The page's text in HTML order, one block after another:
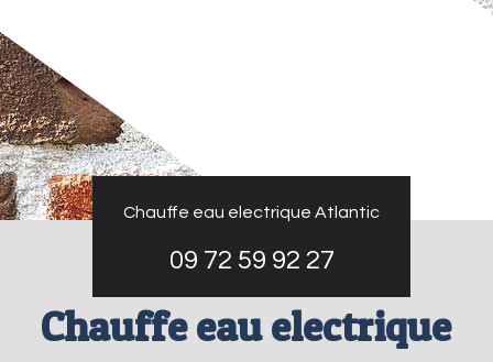
Chauffe eau electrique Atlantic
09 72 59 92 27
Chauffe eau electrique